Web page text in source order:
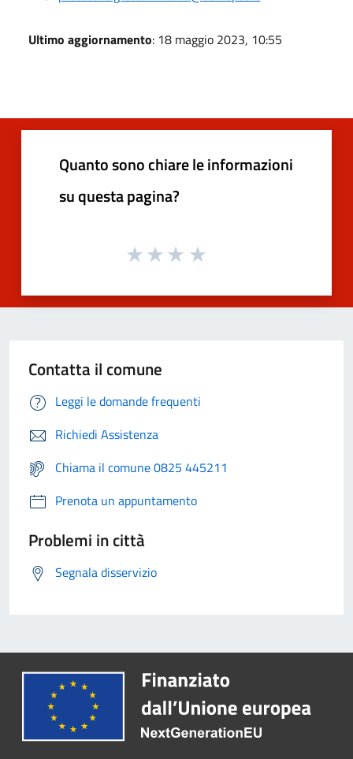
Ultimo aggiornamento: 18 maggio 2023, 10:55
Quanto sono chiare le informazioni
su questa pagina?
Contatta il comune
Leggi le domande frequenti
Richiedi Assistenza
Chiama il comune 0825 445211
Prenota un appuntamento
Problemi in città
Segnala disservizio